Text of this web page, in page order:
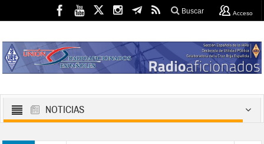
Buscar Acceso
NOTICIAS